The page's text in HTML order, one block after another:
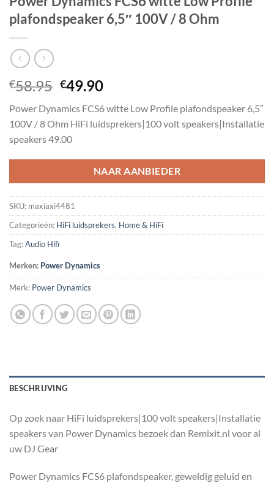
plafondspeaker 6,5″ 100V / 8 Ohm
€58.95 Oorspronkelijke
was:
€58.95.
€49.90Huidige
is:
€49.90.
Power Dynamics FCS6 witte Low Profile plafondspeaker 6,5″
100V / 8 Ohm HiFi luidsprekers|100 volt speakers|Installatie
speakers 49.00
NAAR AANBIEDER
SKU: maxiaxi4481
Categorieën: HiFi luidsprekers, Home & HiFi
Tag:Audio Hifi
Merken: Power Dynamics
Merk: Power Dynamics
BESCHRIJVING
Op zoek naar HiFi luidsprekers|100 volt speakers|Installatie
speakers van Power Dynamics bezoek dan Remixit.nl voor al
uw DJ Gear
Power Dynamics FCS6 plafondspeaker, geweldig geluid en